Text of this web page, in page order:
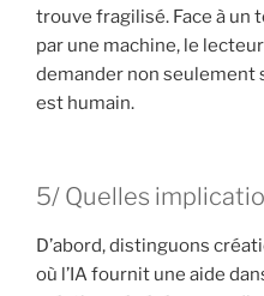
trouve fragilisé. Face à
par une machine, le
demander non seulement
est humain.
5/ Quelles
D’abord, distinguons
où l’IA fournit une aide